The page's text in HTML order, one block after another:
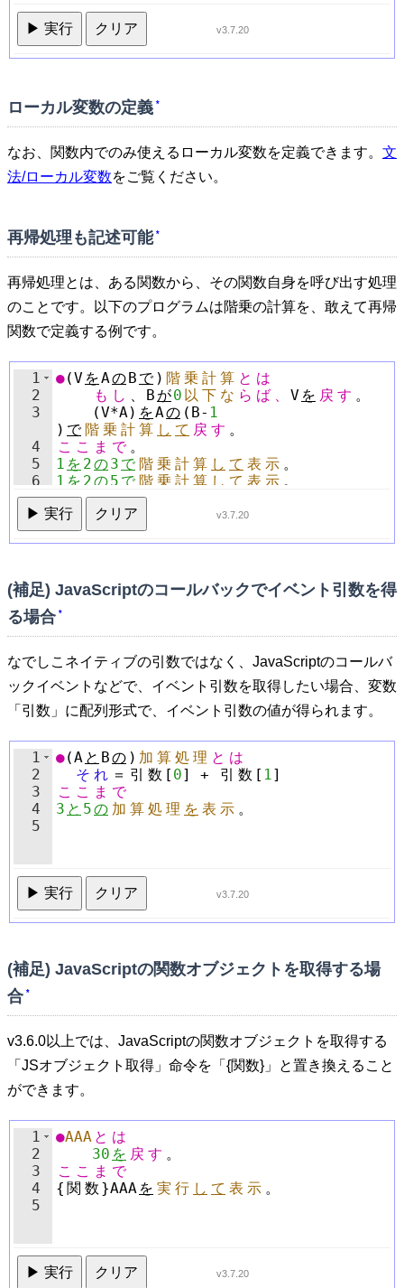
▶ 実行 クリア v3.7.20
ローカル変数の定義 *
なお、関数内でのみ使えるローカル変数を定義できます。 文
法/ローカル変数をご覧ください。
再帰処理も記述可能*
再帰処理とは、ある関数から、その関数自身を呼び出す処理
のことです。以下のプログラムは階乗の計算を、敢えて再帰
関数で定義する例です。
1
2
3
4
5
6
7
●(V をAの B で ) 階 乗 計 算 と は
も し 、 B が0 以 下 な ら ば 、 V を 戻 す 。
(V*A) をAの ( B- 1
) で 階 乗 計 算 し て 戻 す 。
こ こ ま で 。
1 を 2の3 で 階 乗 計 算 し て 表 示 。
1 を 2の5 で 階 乗 計 算 し て 表 示 。
▶ 実行 クリア v3.7.20
(補足) JavaScriptのコールバックでイベント引数を得
る場合 *
なでしこネイティブの引数ではなく、JavaScriptのコールバ
ックイベントなどで、イベント引数を取得したい場合、変数
「引数」に配列形式で、イベント引数の値が得られます。
1
2
3
4
5
●(A と Bの ) 加 算 処 理 と は
そ れ ＝ 引 数 [ 0] + 引 数 [ 1]
こ こ ま で
3 と 5の 加 算 処 理 を 表 示 。
▶ 実行 クリア v3.7.20
(補足) JavaScriptの関数オブジェクトを取得する場
合 *
v3.6.0以上では、JavaScriptの関数オブジェクトを取得する
「JSオブジェクト取得」命令を「{関数}」と置き換えること
ができます。
1
2
3
4
5
●AAA と は
30 を 戻 す 。
こ こ ま で
{ 関 数 }AAA を 実 行 し て 表 示 。
▶ 実行 クリア v3.7.20